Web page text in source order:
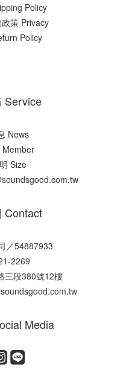
Policy
策 Privacy
Policy
Service
News
Member
Size
Contact
／54887933
2269
三段380號12樓
Media